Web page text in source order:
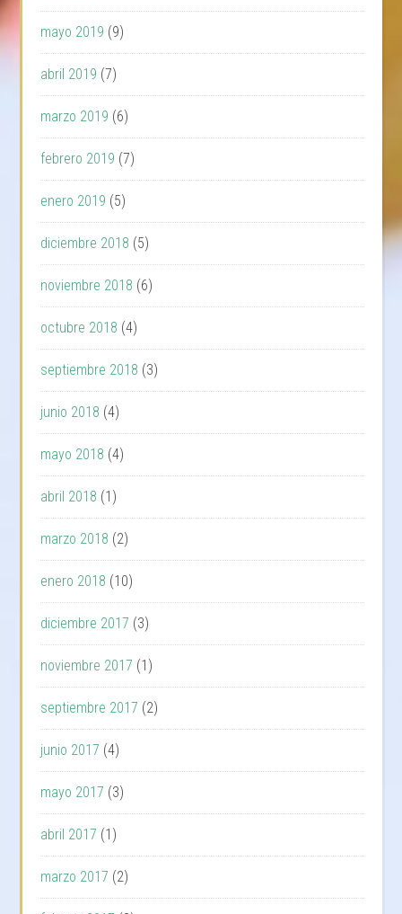
mayo 2019 (9)
abril 2019 (7)
marzo 2019 (6)
febrero 2019 (7)
enero 2019 (5)
diciembre 2018 (5)
noviembre 2018 (6)
octubre 2018 (4)
septiembre 2018 (3)
junio 2018 (4)
mayo 2018 (4)
abril 2018 (1)
marzo 2018 (2)
enero 2018 (10)
diciembre 2017 (3)
noviembre 2017 (1)
septiembre 2017 (2)
junio 2017 (4)
mayo 2017 (3)
abril 2017 (1)
marzo 2017 (2)